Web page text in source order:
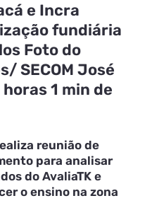
e Incra
fundiária
Foto do
SECOM José
horas 1 min de
reunião de
para analisar
do AvaliaTK e
o ensino na zona